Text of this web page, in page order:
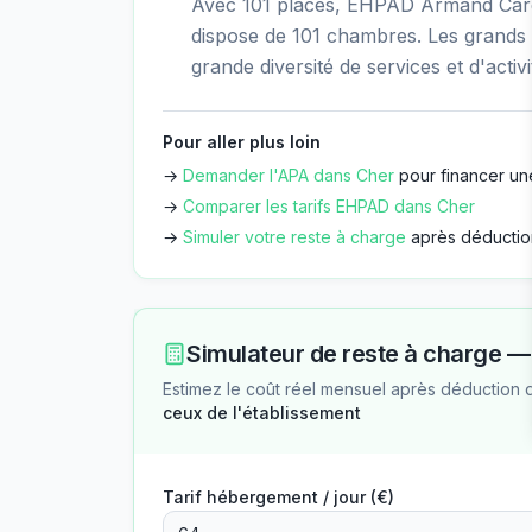
dispose de 101 chambres. Les
grande diversité de services et
Pour aller plus loin
→ Demander l'APA dans Cher pour financer
→ Comparer les tarifs EHPAD dans Cher
→ Simuler votre reste à charge après
Simulateur de reste à charge —
Estimez le coût réel mensuel après déduction
ceux de l'établissement
Tarif hébergement / jour (€)